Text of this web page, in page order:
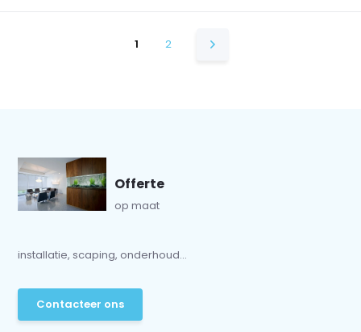
1 2
Offerte
op maat
installatie, scaping, onderhoud...
Contacteer ons